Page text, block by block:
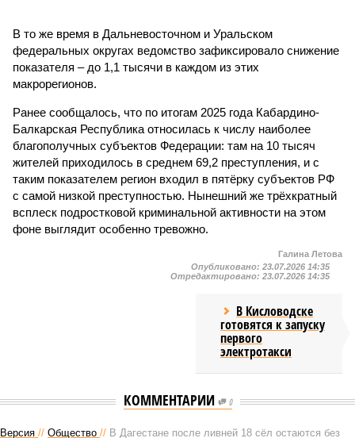
В то же время в Дальневосточном и Уральском
федеральных округах ведомство зафиксировало снижение
показателя – до 1,1 тысячи в каждом из этих
макрорегионов.
Ранее сообщалось, что по итогам 2025 года Кабардино-
Балкарская Республика относилась к числу наиболее
благополучных субъектов Федерации: там на 10 тысяч
жителей приходилось в среднем 69,2 преступления, и с
таким показателем регион входил в пятёрку субъектов РФ
с самой низкой преступностью. Нынешний же трёхкратный
всплеск подростковой криминальной активности на этом
фоне выглядит особенно тревожно.
Галина Летова
Опубликовано: 23.07.2026 14:35
Отредактировано: 23.07.2026 14:35
В Кисловодске
готовятся к запуску
первого
электротакси
КОММЕНТАРИИ 0
Версия // Общество // В Дагестане после ливней 18 сёл остаются без